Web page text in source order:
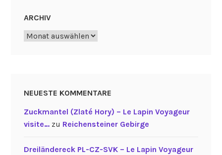
ARCHIV
Archiv
NEUESTE KOMMENTARE
Zuckmantel (Zlaté Hory) – Le Lapin Voyageur
visite…zu Reichensteiner Gebirge
Dreiländereck PL-CZ-SVK – Le Lapin Voyageur